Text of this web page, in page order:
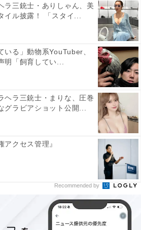
ラ三銃士・ありしゃん、美
イル披露！ 「スタイ...
いる」動物系YouTuber、
明「飼育してい...
ヘラ三銃士・まりな、圧巻
グラビアショット公開...
アクセス管理』
Recommended by